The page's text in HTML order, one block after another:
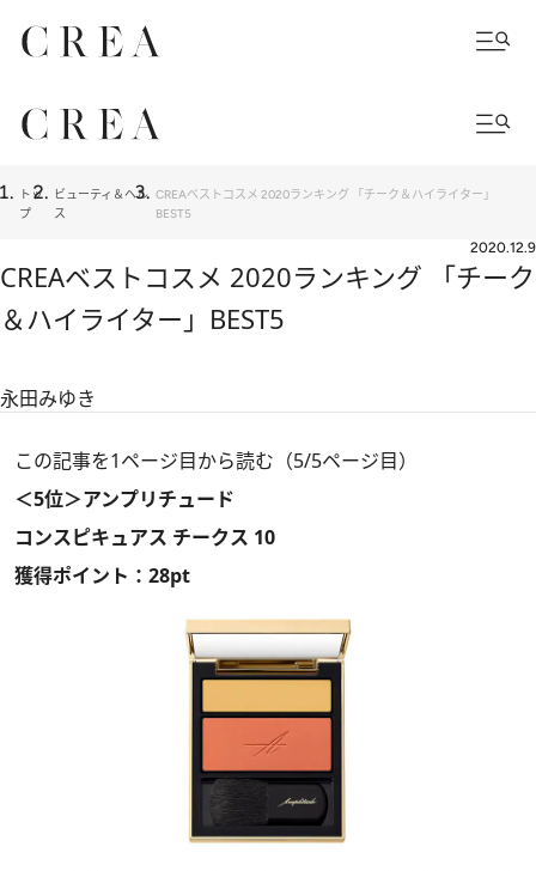
トッ
プ
ビューティ＆ヘル
ス
CREAベストコスメ 2020ランキング 「チーク＆ハイライター」
BEST5
2020.12.9
CREAベストコスメ 2020ランキング 「チーク
＆ハイライター」BEST5
永田みゆき
この記事を1ページ目から読む（5/5ページ目）
＜5位＞アンプリチュード
コンスピキュアス チークス 10
獲得ポイント：28pt